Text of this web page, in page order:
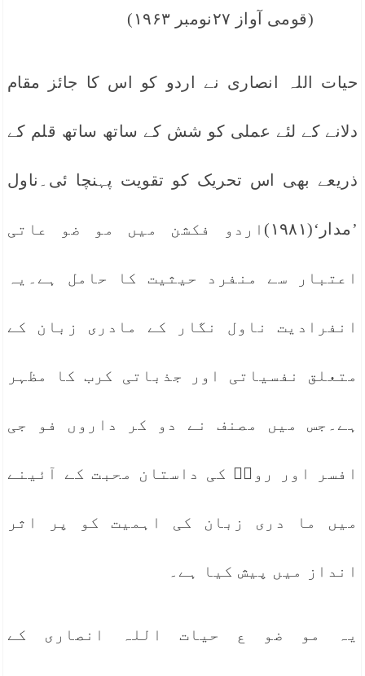
(قومی آواز ۲۷نومبر ۱۹۶۳)
حیات اللہ انصاری نے اردو کو اس کا جائز مقام
دلانے کے لئے عملی کو شش کے ساتھ ساتھ قلم کے
ذریعے بھی اس تحریک کو تقویت پہنچا ئی۔ناول
’مدار‘(۱۹۸۱)اردو فکشن میں مو ضو عاتی
اعتبار سے منفرد حیثیت کا حامل ہے۔یہ
انفرادیت ناول نگار کے مادری زبان کے
متعلق نفسیاتی اور جذباتی کرب کا مظہر
ہے۔جس میں مصنف نے دو کر داروں فو جی
افسر اور روزؔ کی داستان محبت کے آئینے
میں ما دری زبان کی اہمیت کو پر اثر
انداز میں پیش کیا ہے۔
یہ مو ضو ع حیات اللہ انصاری کے